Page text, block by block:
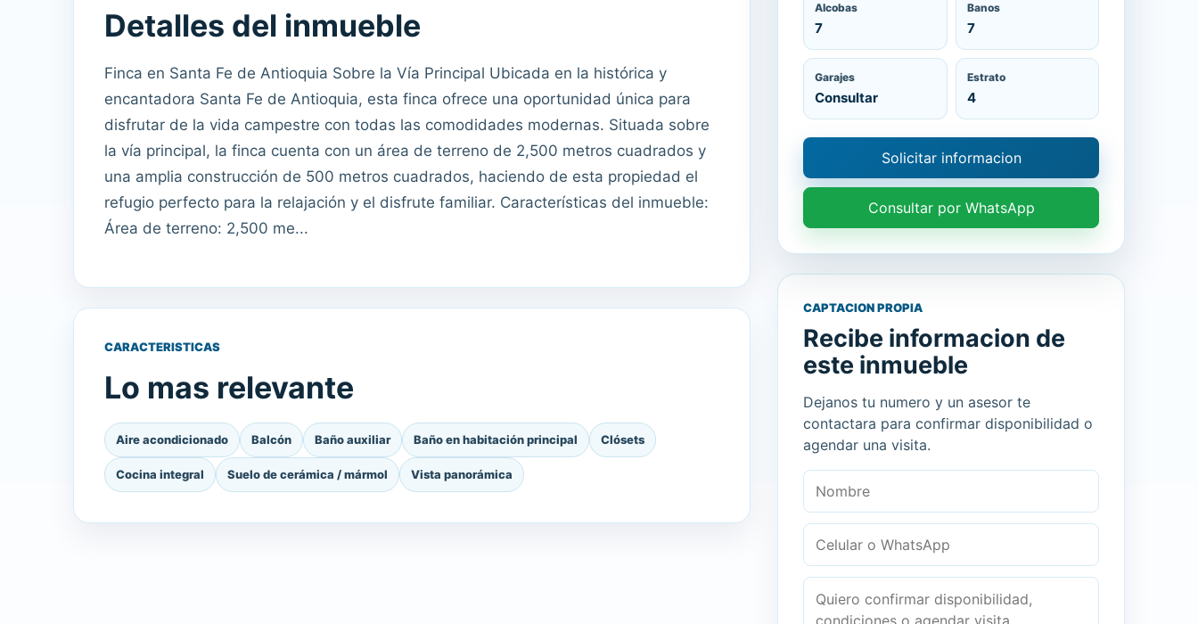
Detalles del inmueble
Finca en Santa Fe de Antioquia Sobre la Vía Principal Ubicada en la histórica y
encantadora Santa Fe de Antioquia, esta finca ofrece una oportunidad única para
disfrutar de la vida campestre con todas las comodidades modernas. Situada sobre
la vía principal, la finca cuenta con un área de terreno de 2,500 metros cuadrados y
una amplia construcción de 500 metros cuadrados, haciendo de esta propiedad el
refugio perfecto para la relajación y el disfrute familiar. Características del inmueble:
Área de terreno: 2,500 me...
CARACTERISTICAS
Lo mas relevante
Aire acondicionado Balcón Baño auxiliar Baño en habitación principal Clósets
Cocina integral Suelo de cerámica / mármol Vista panorámica
Alcobas
7
Banos
7
Garajes
Consultar
Estrato
4
Solicitar informacion
Consultar por WhatsApp
CAPTACION PROPIA
Recibe informacion de
este inmueble
Dejanos tu numero y un asesor te
contactara para confirmar disponibilidad o
agendar una visita.
Nombre
Celular o WhatsApp
Mensaje